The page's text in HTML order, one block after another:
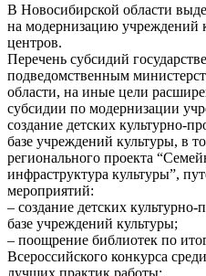
В Новосибирской области
на модернизацию учреждений
центров.
Перечень субсидий
подведомственным
области, на иные цели
субсидии по модернизации
создание детских культурно-
базе учреждений культуры, в
регионального проекта
инфраструктура культуры”,
мероприятий:
– создание детских культурно-
базе учреждений культуры;
– поощрение библиотек по
Всероссийского конкурса
лучших практик работы;